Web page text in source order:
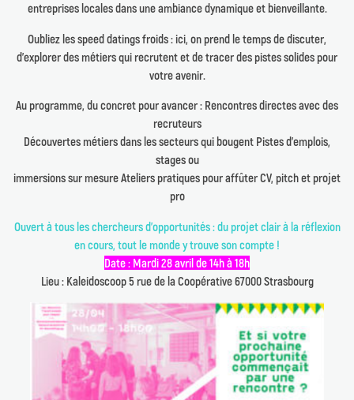
entreprises locales dans une ambiance dynamique et bienveillante.
Oubliez les speed datings froids : ici, on prend le temps de discuter,
d’explorer des métiers qui recrutent et de tracer des pistes solides pour
votre avenir.
Au programme, du concret pour avancer : Rencontres directes avec des
recruteurs
Découvertes métiers dans les secteurs qui bougent Pistes d’emplois,
stages ou
immersions sur mesure Ateliers pratiques pour affûter CV, pitch et projet
pro
Ouvert à tous les chercheurs d’opportunités : du projet clair à la réflexion
en cours, tout le monde y trouve son compte !
Date : Mardi 28 avril de 14h à 18h
Lieu : Kaleidoscoop 5 rue de la Coopérative 67000 Strasbourg